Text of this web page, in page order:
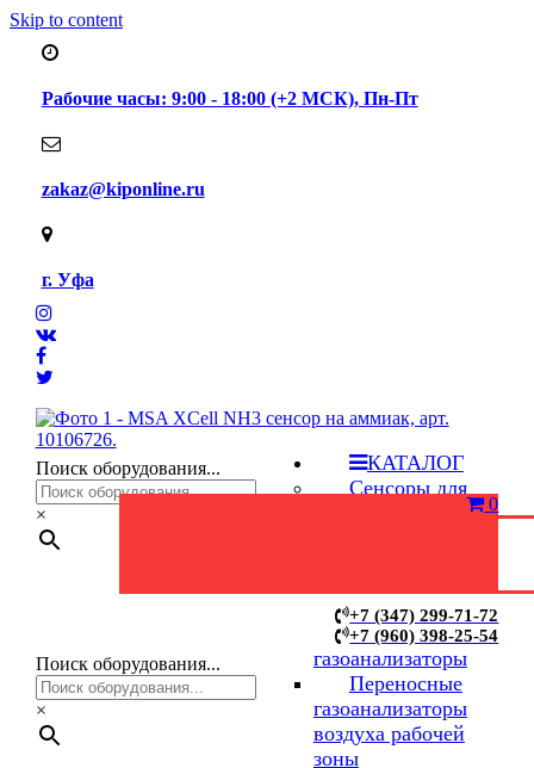
Skip to content
Рабочие часы: 9:00 - 18:00 (+2 МСК), Пн-Пт
zakaz@kiponline.ru
г. Уфа
Поиск оборудования...
×
0
+7 (347) 299-71-72
+7 (960) 398-25-54
Поиск оборудования...
×
КАТАЛОГ
Сенсоры для
газоанализаторов
газоанализаторы
Переносные
газоанализаторы
воздуха рабочей
зоны